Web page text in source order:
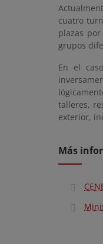
cuatro
plazas
grupos
En el
talleres,
exterior,
Más